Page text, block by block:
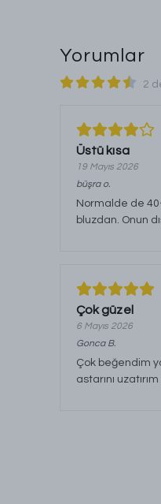
Yorumlar
2
Üstü kısa
19 Mayıs 2026
büşra o.
Normalde de
bluzdan. Onun
Çok güzel
6 Mayıs 2026
Gonca B.
Çok beğendim
astarını